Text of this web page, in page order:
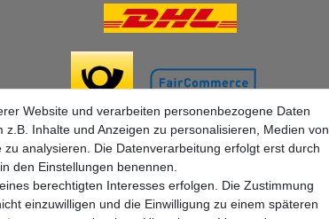
Impressum Daten­schutz­erklärung
Website und verarbeiten personenbezogene Daten
Inhalte und Anzeigen zu personalisieren, Medien von
analysieren. Die Datenverarbeitung erfolgt erst durch
den Einstellungen benennen.
berechtigten Interesses erfolgen. Die Zustimmung
einzuwilligen und die Einwilligung zu einem späteren